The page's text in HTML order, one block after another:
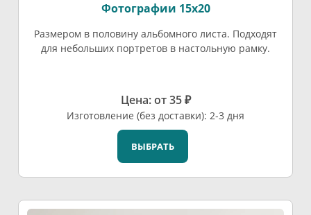
Фотографии 15х20
Размером в половину альбомного листа. Подходят
для небольших портретов в настольную рамку.
Цена: от 35 ₽
Изготовление (без доставки): 2-3 дня
ВЫБРАТЬ